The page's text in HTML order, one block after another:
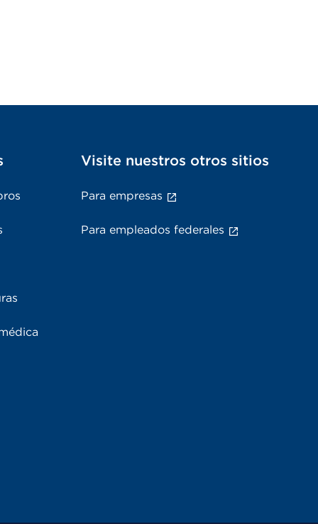
Visite nuestros otros sitios
Para empresas
Para empleados federales